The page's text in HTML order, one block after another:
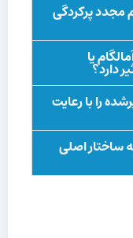
مجدد پرکردگی
یا
دارد؟
را با رعایت
ساختار اصلی